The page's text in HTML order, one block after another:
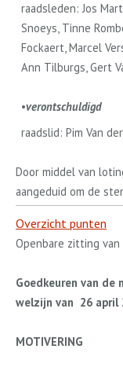
raadsleden: Jos
Snoeys, Tinne
Fockaert, Marcel
Ann Tilburgs, Gert
•verontschuldigd
raadslid: Pim Van
Door middel van
aangeduid om de
Overzicht punten
Openbare zitting van
Goedkeuren van de
welzijn van 26 april
MOTIVERING